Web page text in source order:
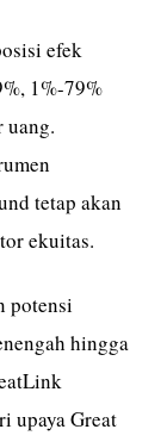
efek
1%-79%
uang.
tetap akan
ekuitas.
potensi
hingga
upaya Great